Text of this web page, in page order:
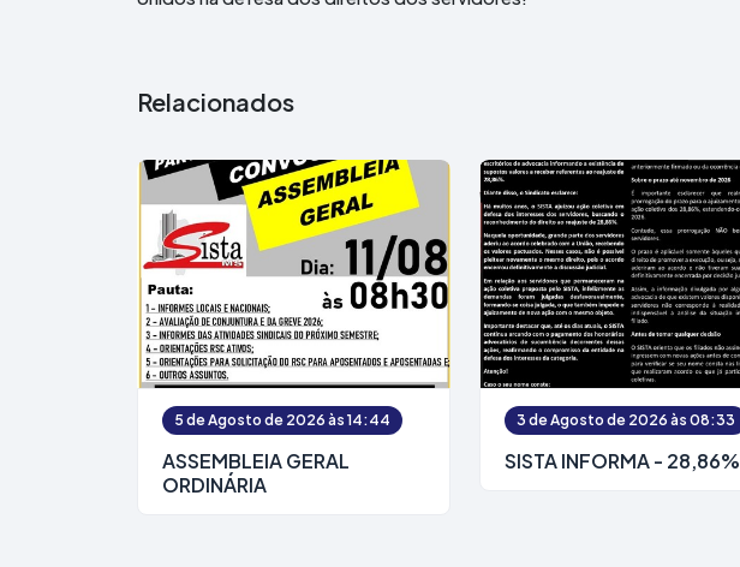
Relacionados
5 de Agosto de 2026 às 14:44
ASSEMBLEIA GERAL
ORDINÁRIA
3 de Agosto de 2026 às 08:33
SISTA INFORMA - 28,86%